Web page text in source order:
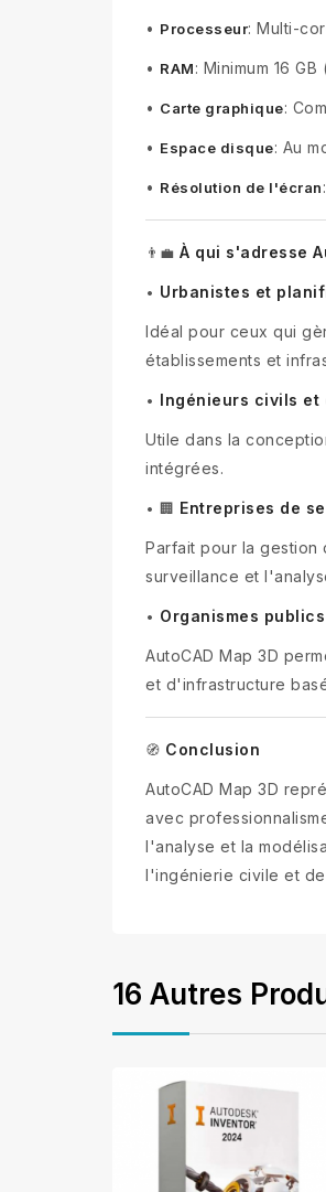
• Processeur: Multi-
• RAM: Minimum 16
• Carte graphique:
• Espace disque: Au
• Résolution de l'écran
👨‍💼 À qui s'adresse
• Urbanistes et
Idéal pour ceux qui
établissements et
• Ingénieurs civils et
Utile dans la
intégrées.
• 🏢 Entreprises de
Parfait pour la
surveillance et
• Organismes
AutoCAD Map 3D
et d'infrastructure
🧭 Conclusion
AutoCAD Map 3D
avec
l'analyse et la
l'ingénierie civile et
16 Autres